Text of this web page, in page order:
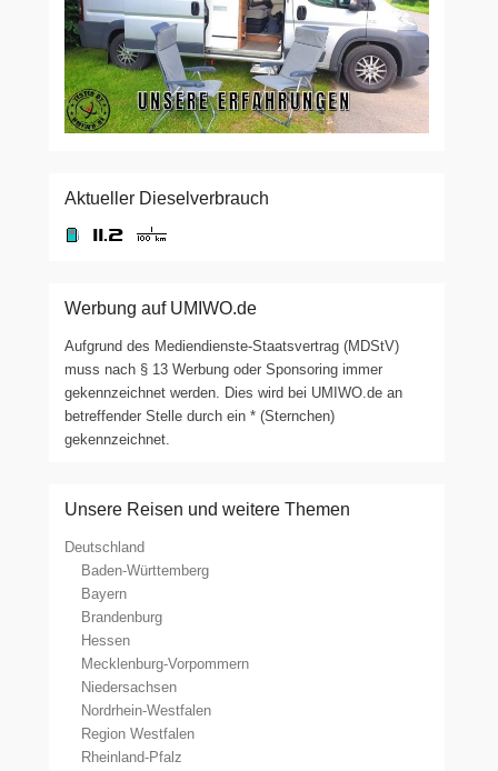
Aktueller Dieselverbrauch
Werbung auf UMIWO.de
Aufgrund des Mediendienste-Staatsvertrag (MDStV)
muss nach § 13 Werbung oder Sponsoring immer
gekennzeichnet werden. Dies wird bei UMIWO.de an
betreffender Stelle durch ein * (Sternchen)
gekennzeichnet.
Unsere Reisen und weitere Themen
Deutschland
Baden-Württemberg
Bayern
Brandenburg
Hessen
Mecklenburg-Vorpommern
Niedersachsen
Nordrhein-Westfalen
Region Westfalen
Rheinland-Pfalz